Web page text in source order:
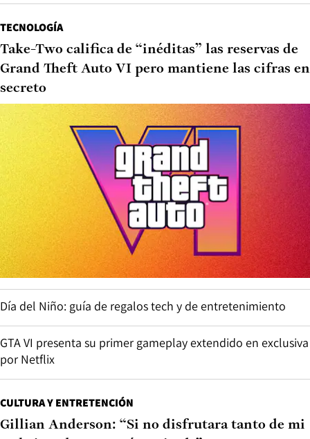
TECNOLOGÍA
Take-Two califica de “inéditas” las reservas de
Grand Theft Auto VI pero mantiene las cifras en
secreto
Día del Niño: guía de regalos tech y de entretenimiento
GTA VI presenta su primer gameplay extendido en exclusiva
por Netflix
CULTURA Y ENTRETENCIÓN
Gillian Anderson: “Si no disfrutara tanto de mi